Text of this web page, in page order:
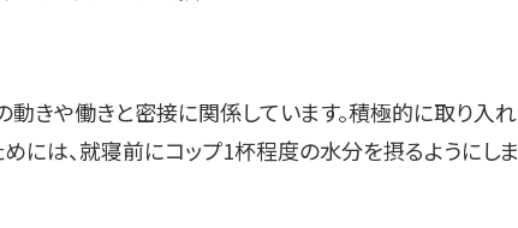
動きや働きと密接に関係しています。積極的に取り入れ
には、就寝前にコップ1杯程度の水分を摂るようにしま